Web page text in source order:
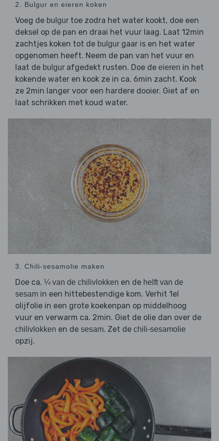
2. Bulgur en eieren koken
Voeg de bulgur toe zodra het water kookt, doe een
deksel op de pan en draai het vuur laag. Laat 12min
zachtjes koken tot de bulgur gaar is en het water
opgenomen heeft. Neem de pan van het vuur en
laat de bulgur afgedekt rusten. Doe de eieren in het
kokende water en kook ze in ca. 6min zacht. Kook
ze 2min langer voor een hardere dooier. Giet af en
laat schrikken met koud water.
3. Chili-sesamolie maken
Doe ca. ¼ van de chilivlokken en de helft van de
sesam in een hittebestendige kom. Verhit 1el
olijfolie in een grote koekenpan op middelhoog
vuur en verwarm ca. 2min. Giet de olie dan over de
chilivlokken en de sesam. Zet de chili-sesamolie
opzij.